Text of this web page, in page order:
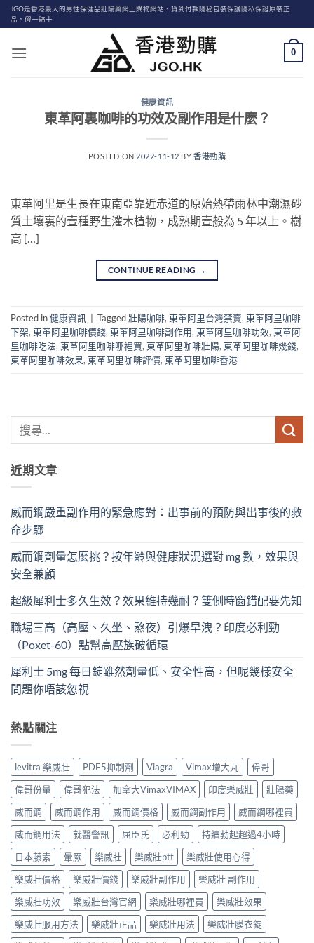
Skip
to
JGO是香港最大的男性保健品壯陽藥網上購物網站、貨到付款隱秘包裝保護隱私保證原裝正
品，假一賠十
0
健康資訊
東革阿裏咖啡的功效及副作用是什麼？
POSTED ON 2022-11-12 BY香港勁購
東革阿里是生長在東南亞靠近赤道的原始熱帶雨林中潮濕砂
質土壤裏的壹種野生灌木植物，成熟期壹般為 5 年以上。樹
高 […]
CONTINUE READING →
Posted in健康資訊 Tagged壯陽咖啡, 東革阿里台灣禁賣, 東革阿里咖啡
下架, 東革阿里咖啡價錢, 東革阿里咖啡副作用, 東革阿里咖啡功效, 東革阿
里咖啡吃法, 東革阿里咖啡哪裡買, 東革阿里咖啡壯陽, 東革阿里咖啡幾錢,
東革阿里咖啡效果, 東革阿里咖啡評價, 東革阿里咖啡香港
近期文章
威而鋼嚴重副作用的緊急應對：出事前的預防與出事後的救
命步驟
威而鋼劑量怎麼挑？按年齡與健康狀況選對 mg 數，效果與
安全兼顧
超級犀利士多久生效？效果維持幾耐？雙側時窗錯配要先知
職場三高（高壓、久坐、熬夜）引爆早洩？印度必利勁
（Poxet-60）點幫高壓族破循環
犀利士 5mg 每日錠雖然劑量低、安全性高，但呢幾樣安全
問題你唔該忽視
熱點關注
levitra 樂威壯 PDE5抑制劑 Viagra Vimax增大丸
偉哥
偉哥份量
偉哥犯法 加拿大VimaxVIMAX 印度樂威壯
壯陽藥
威而鋼
威而鋼作用 威而鋼價格 威而鋼副作用
威而鋼哪裡買
威而鋼用法
就醫警訊 屈臣氏 必利勁
持續勃起超過4小時
日本藤素
暈厥 樂威壯 樂威壯ptt
樂威壯使用心得
樂威壯價格
樂威壯價錢 樂威壯副作用
樂威壯 副作用
樂威壯功效
樂威壯台灣官網 樂威壯哪裡買
樂威壯效果
樂威壯服用方法
樂威壯正品 樂威壯用法
樂威壯膜衣錠